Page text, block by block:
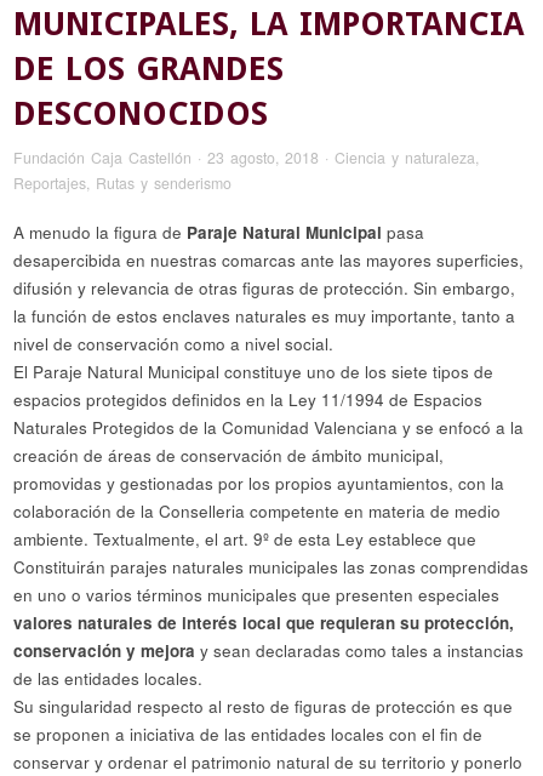
MUNICIPALES, LA IMPORTANCIA
DE LOS GRANDES
DESCONOCIDOS
Fundación Caja Castellón ·23 agosto, 2018 ·Ciencia y naturaleza,
Reportajes, Rutas y senderismo
A menudo la figura de Paraje Natural Municipal pasa
desapercibida en nuestras comarcas ante las mayores superficies,
difusión y relevancia de otras figuras de protección. Sin embargo,
la función de estos enclaves naturales es muy importante, tanto a
nivel de conservación como a nivel social.
El Paraje Natural Municipal constituye uno de los siete tipos de
espacios protegidos definidos en la Ley 11/1994 de Espacios
Naturales Protegidos de la Comunidad Valenciana y se enfocó a la
creación de áreas de conservación de ámbito municipal,
promovidas y gestionadas por los propios ayuntamientos, con la
colaboración de la Conselleria competente en materia de medio
ambiente. Textualmente, el art. 9º de esta Ley establece que
Constituirán parajes naturales municipales las zonas comprendidas
en uno o varios términos municipales que presenten especiales
valores naturales de interés local que requieran su protección,
conservación y mejora y sean declaradas como tales a instancias
de las entidades locales.
Su singularidad respecto al resto de figuras de protección es que
se proponen a iniciativa de las entidades locales con el fin de
conservar y ordenar el patrimonio natural de su territorio y ponerlo